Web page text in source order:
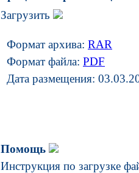
Загрузить
Формат архива: RAR
Формат файла: PDF
Дата размещения:
Помощь
Инструкция по загрузке